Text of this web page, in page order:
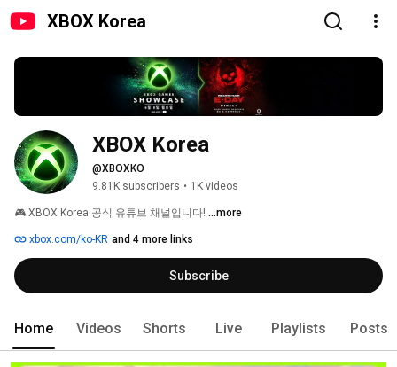
XBOX Korea
XBOX Korea
@XBOXKO
9.81K subscribers • 1K videos
🎮 XBOX Korea 공식 유튜브 채널입니다! ...more
xbox.com/ko-KR and 4 more links
Subscribe
Home Videos Shorts Live Playlists Posts